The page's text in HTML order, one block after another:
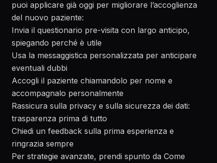
puoi applicare già oggi per migliorare l’accoglienza
del nuovo paziente:
Invia il questionario pre-visita con largo anticipo,
spiegando perché è utile
Usa la messaggistica personalizzata per anticipare
eventuali dubbi
Accogli il paziente chiamandolo per nome e
accompagnalo personalmente
Rassicura sulla privacy e sulla sicurezza dei dati:
trasparenza prima di tutto
Chiedi un feedback sulla prima esperienza e
ringrazia sempre
Per strategie avanzate, prendi spunto da Come